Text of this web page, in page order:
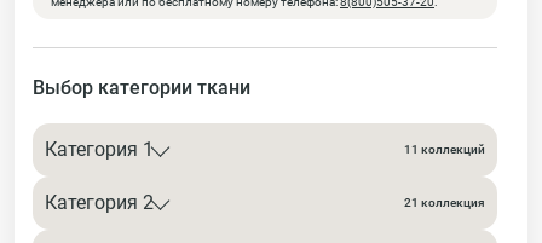
Выбор категории ткани
Категория 1 11 коллекций
Категория 2 21 коллекция